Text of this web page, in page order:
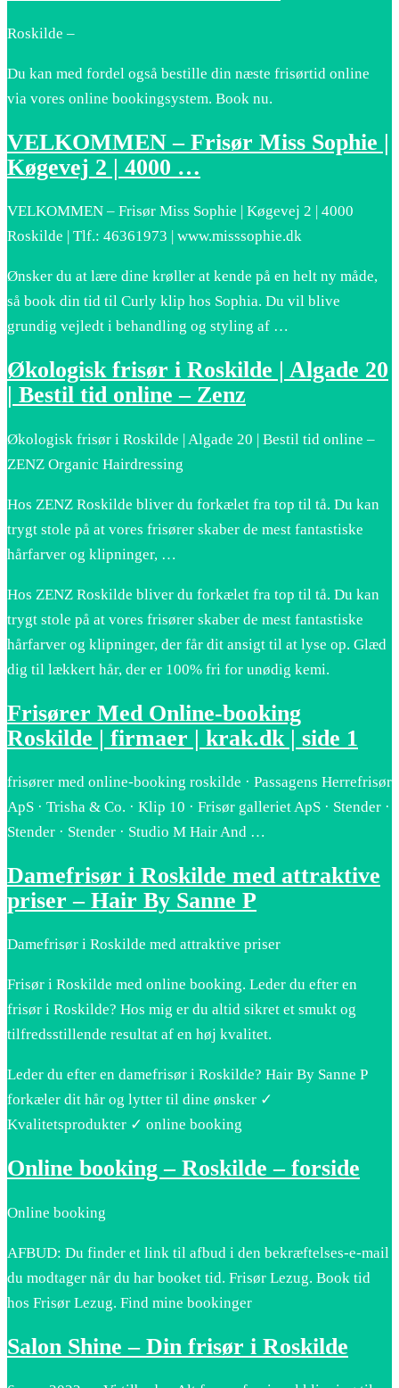
Roskilde –
Du kan med fordel også bestille din næste frisørtid online
via vores online bookingsystem. Book nu.
VELKOMMEN – Frisør Miss Sophie |
Køgevej 2 | 4000 …
VELKOMMEN – Frisør Miss Sophie | Køgevej 2 | 4000
Roskilde | Tlf.: 46361973 | www.misssophie.dk
Ønsker du at lære dine krøller at kende på en helt ny måde,
så book din tid til Curly klip hos Sophia. Du vil blive
grundig vejledt i behandling og styling af …
Økologisk frisør i Roskilde | Algade 20
| Bestil tid online – Zenz
Økologisk frisør i Roskilde | Algade 20 | Bestil tid online –
ZENZ Organic Hairdressing
Hos ZENZ Roskilde bliver du forkælet fra top til tå. Du kan
trygt stole på at vores frisører skaber de mest fantastiske
hårfarver og klipninger, …
Hos ZENZ Roskilde bliver du forkælet fra top til tå. Du kan
trygt stole på at vores frisører skaber de mest fantastiske
hårfarver og klipninger, der får dit ansigt til at lyse op. Glæd
dig til lækkert hår, der er 100% fri for unødig kemi.
Frisører Med Online-booking
Roskilde | firmaer | krak.dk | side 1
frisører med online-booking roskilde · Passagens Herrefrisør
ApS · Trisha & Co. · Klip 10 · Frisør galleriet ApS · Stender ·
Stender · Stender · Studio M Hair And …
Damefrisør i Roskilde med attraktive
priser – Hair By Sanne P
Damefrisør i Roskilde med attraktive priser
Frisør i Roskilde med online booking. Leder du efter en
frisør i Roskilde? Hos mig er du altid sikret et smukt og
tilfredsstillende resultat af en høj kvalitet.
Leder du efter en damefrisør i Roskilde? Hair By Sanne P
forkæler dit hår og lytter til dine ønsker ✓
Kvalitetsprodukter ✓ online booking
Online booking – Roskilde – forside
Online booking
AFBUD: Du finder et link til afbud i den bekræftelses-e-mail
du modtager når du har booket tid. Frisør Lezug. Book tid
hos Frisør Lezug. Find mine bookinger
Salon Shine – Din frisør i Roskilde